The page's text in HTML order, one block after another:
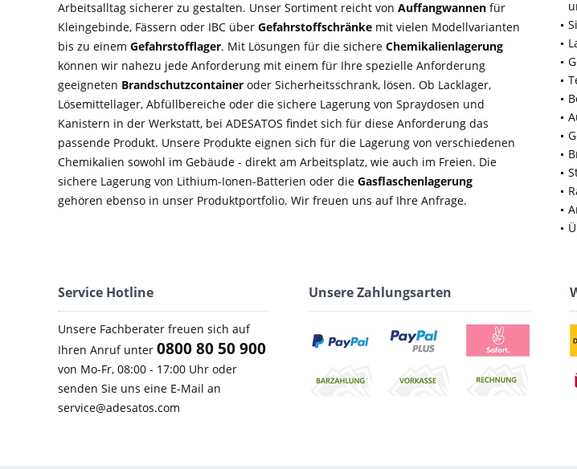
Arbeitsalltag sicherer zu gestalten. Unser Sortiment reicht von Auffangwannen für
Kleingebinde, Fässern oder IBC über Gefahrstoffschränke mit vielen Modellvarianten
bis zu einem Gefahrstofflager. Mit Lösungen für die sichere Chemikalienlagerung
können wir nahezu jede Anforderung mit einem für Ihre spezielle Anforderung
geeigneten Brandschutzcontainer oder Sicherheitsschrank, lösen. Ob Lacklager,
Lösemittellager, Abfüllbereiche oder die sichere Lagerung von Spraydosen und
Kanistern in der Werkstatt, bei ADESATOS findet sich für diese Anforderung das
passende Produkt. Unsere Produkte eignen sich für die Lagerung von verschiedenen
Chemikalien sowohl im Gebäude - direkt am Arbeitsplatz, wie auch im Freien. Die
sichere Lagerung von Lithium-Ionen-Batterien oder die Gasflaschenlagerung
gehören ebenso in unser Produktportfolio. Wir freuen uns auf Ihre Anfrage.
Service Hotline
Unsere Fachberater freuen sich auf
Ihren Anruf unter 0800 80 50 900
von Mo-Fr, 08:00 - 17:00 Uhr oder
senden Sie uns eine E-Mail an
service@adesatos.com
Unsere Zahlungsarten